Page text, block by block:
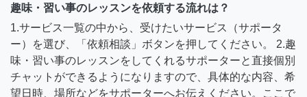
趣味・習い事のレッスンを依頼する流れは？
1.サービス一覧の中から、受けたいサービス（サポータ
ー）を選び、「依頼相談」ボタンを押してください。 2.趣
味・習い事のレッスンをしてくれるサポーターと直接個別
チャットができるようになりますので、具体的な内容、希
望日時、場所などをサポーターへお伝えください。ここで